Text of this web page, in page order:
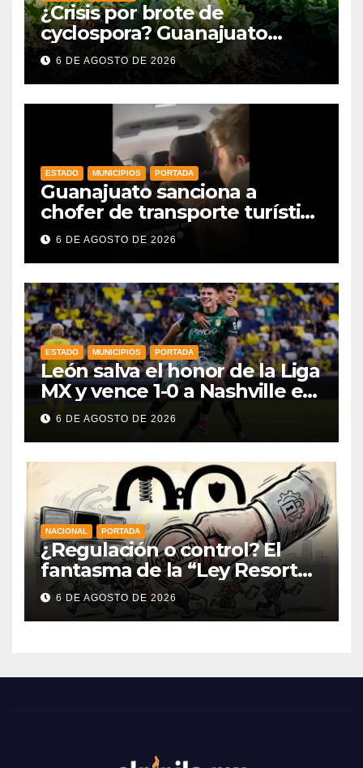
¿Crisis por brote de
cyclospora? Guanajuato
mantiene intactas sus
exportaciones
6 DE AGOSTO DE 2026
ESTADO MUNICIPIOS PORTADA
Guanajuato sanciona a
chofer de transporte turístico
e intensifica operativos de
vigilancia
6 DE AGOSTO DE 2026
ESTADO MUNICIPIOS PORTADA
León salva el honor de la Liga
MX y vence 1-0 a Nashville en
la Leagues Cup 2026
6 DE AGOSTO DE 2026
NACIONAL PORTADA
¿Regulación o control? El
fantasma de la “Ley Resorte”
venezolana revive con la
nueva Ley de Audiencias en
6 DE AGOSTO DE 2026